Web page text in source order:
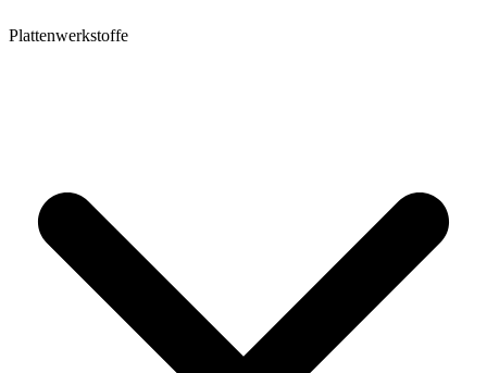
Plattenwerkstoffe